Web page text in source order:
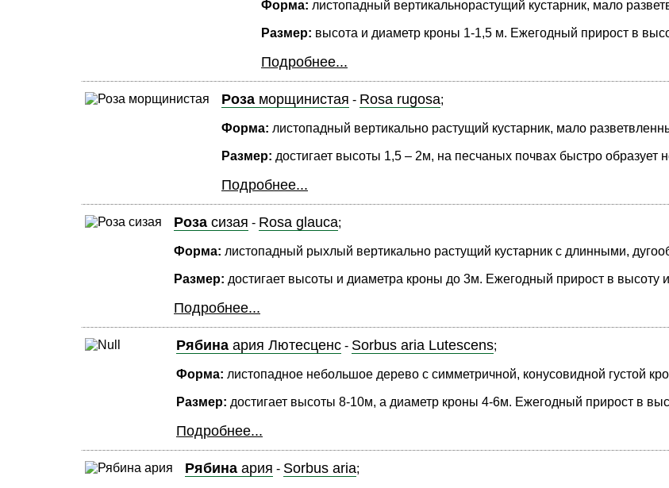
Форма: листопадный вертикальнорастущий кустарник, мало
Размер: высота и диаметр кроны 1-1,5 м. Ежегодный прирост в
Подробнее...
Роза морщинистая - Rosa rugosa;
Форма: листопадный вертикально растущий кустарник, мало
Размер: достигает высоты 1,5 – 2м, на песчаных почвах быстро образует
Подробнее...
Роза сизая - Rosa glauca;
Форма: листопадный рыхлый вертикально растущий кустарник с длинными,
Размер: достигает высоты и диаметра кроны до 3м. Ежегодный прирост в высоту
Подробнее...
Рябина ария Лютесценс - Sorbus aria Lutescens;
Форма: листопадное небольшое дерево с симметричной, конусовидной густой
Размер: достигает высоты 8-10м, а диаметр кроны 4-6м. Ежегодный прирост в
Подробнее...
Рябина ария - Sorbus aria;